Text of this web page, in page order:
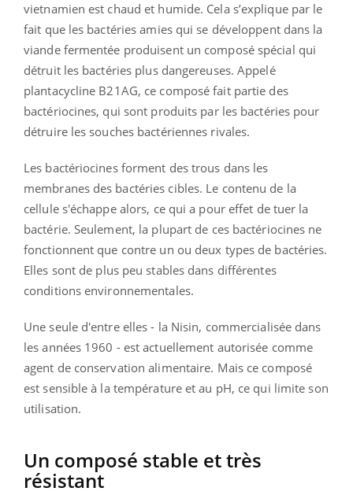
vietnamien est chaud et humide. Cela s’explique par le
fait que les bactéries amies qui se développent dans la
viande fermentée produisent un composé spécial qui
détruit les bactéries plus dangereuses. Appelé
plantacycline B21AG, ce composé fait partie des
bactériocines, qui sont produits par les bactéries pour
détruire les souches bactériennes rivales.
Les bactériocines forment des trous dans les
membranes des bactéries cibles. Le contenu de la
cellule s'échappe alors, ce qui a pour effet de tuer la
bactérie. Seulement, la plupart de ces bactériocines ne
fonctionnent que contre un ou deux types de bactéries.
Elles sont de plus peu stables dans différentes
conditions environnementales.
Une seule d'entre elles - la Nisin, commercialisée dans
les années 1960 - est actuellement autorisée comme
agent de conservation alimentaire. Mais ce composé
est sensible à la température et au pH, ce qui limite son
utilisation.
Un composé stable et très
résistant